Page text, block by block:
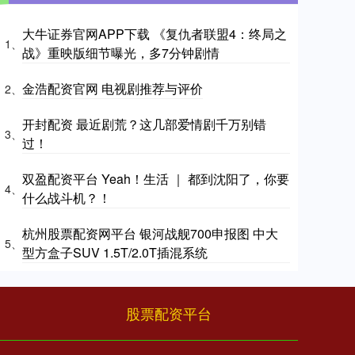
1、
大牛证券官网APP下载 《复仇者联盟4：终局之
战》重映版细节曝光，多7分钟剧情
2、 金浩配资官网 电视剧推荐与评价
3、
开封配资 最近剧荒？这几部爱情剧千万别错
过！
4、
双盈配资平台 Yeah！生活 ｜ 都到沈阳了，你要
什么战斗机？！
5、
杭州股票配资网平台 银河战舰700申报图 中大
型方盒子SUV 1.5T/2.0T插混系统
股票配资平台